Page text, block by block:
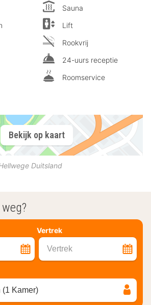
Sauna
Lift
Rookvrij
24-uurs receptie
Roomservice
Bekijk op kaart
Duitsland
Vertrek
Vertrek
(1 Kamer)